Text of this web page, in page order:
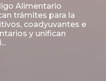
CNV: Criterio
colocaciones